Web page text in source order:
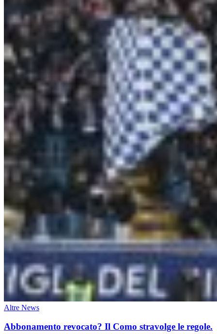
Altre News
Abbonamento revocato? Il Como stravolge le regole.